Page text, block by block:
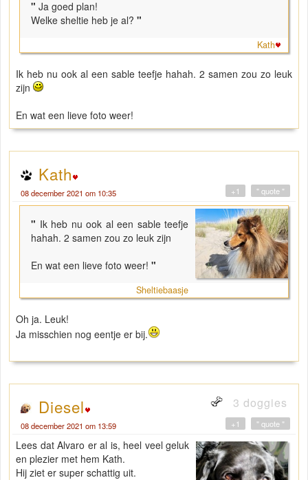
" Ja goed plan!
Welke sheltie heb je al? "
Kath
Ik heb nu ook al een sable teefje hahah. 2 samen zou zo leuk
zijn
En wat een lieve foto weer!
Kath
08 december 2021 om 10:35 " quote "
+1
" Ik heb nu ook al een sable teefje
hahah. 2 samen zou zo leuk zijn
En wat een lieve foto weer! "
Sheltiebaasje
Oh ja. Leuk!
Ja misschien nog eentje er bij.
Diesel 3 doggies
08 december 2021 om 13:59 " quote "
+1
Lees dat Alvaro er al is, heel veel geluk
en plezier met hem Kath.
Hij ziet er super schattig uit.